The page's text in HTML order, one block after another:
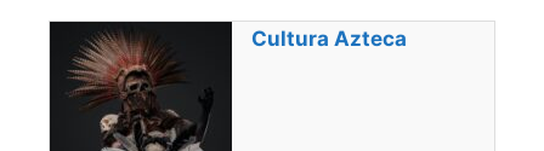
Cultura Azteca